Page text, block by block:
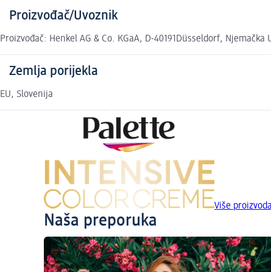
Proizvođač/Uvoznik
Proizvođač: Henkel AG & Co. KGaA, D-40191Düsseldorf,
Zemlja porijekla
EU, Slovenija
Više
Naša preporuka